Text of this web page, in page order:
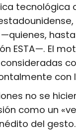
tecnológica
ESTA—. El
con
no se
como un
del